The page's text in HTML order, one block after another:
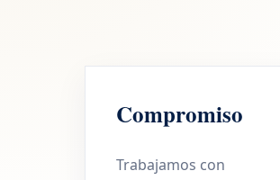
Compromiso
Trabajamos con